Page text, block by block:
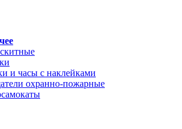
и часы с наклейками
охранно-пожарные